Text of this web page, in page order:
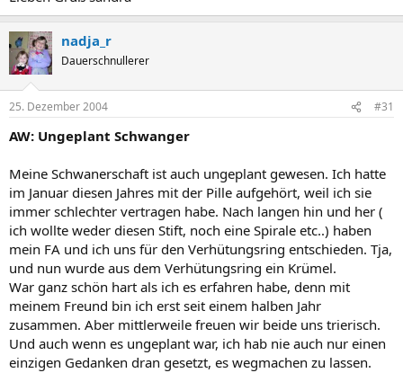
nadja_r
Dauerschnullerer
25. Dezember 2004 #31
AW: Ungeplant Schwanger
Meine Schwanerschaft ist auch ungeplant gewesen. Ich hatte
im Januar diesen Jahres mit der Pille aufgehört, weil ich sie
immer schlechter vertragen habe. Nach langen hin und her (
ich wollte weder diesen Stift, noch eine Spirale etc..) haben
mein FA und ich uns für den Verhütungsring entschieden. Tja,
und nun wurde aus dem Verhütungsring ein Krümel.
War ganz schön hart als ich es erfahren habe, denn mit
meinem Freund bin ich erst seit einem halben Jahr
zusammen. Aber mittlerweile freuen wir beide uns trierisch.
Und auch wenn es ungeplant war, ich hab nie auch nur einen
einzigen Gedanken dran gesetzt, es wegmachen zu lassen.